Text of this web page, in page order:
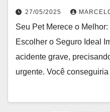
27/05/2025
Seu Pet Merece o
Escolher o Seguro Ideal
acidente grave,
urgente. Você